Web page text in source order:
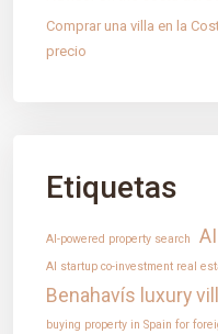
Comprar una villa en la
precio
Etiquetas
AI-powered property search
AI startup co-investment real
Benahavís luxury
buying property in Spain for
PÁGINAS
Contacto